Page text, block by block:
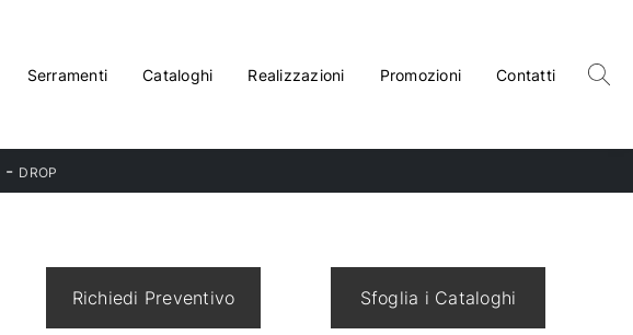
Serramenti Cataloghi Realizzazioni Promozioni Contatti
- DROP
Richiedi Preventivo Sfoglia i Cataloghi